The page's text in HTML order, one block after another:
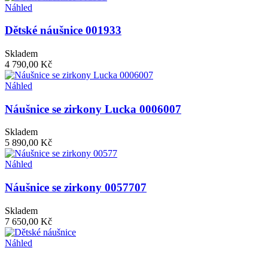
Náhled
Dětské náušnice 001933
Skladem
4 790,00 Kč
Náhled
Náušnice se zirkony Lucka 0006007
Skladem
5 890,00 Kč
Náhled
Náušnice se zirkony 0057707
Skladem
7 650,00 Kč
Náhled